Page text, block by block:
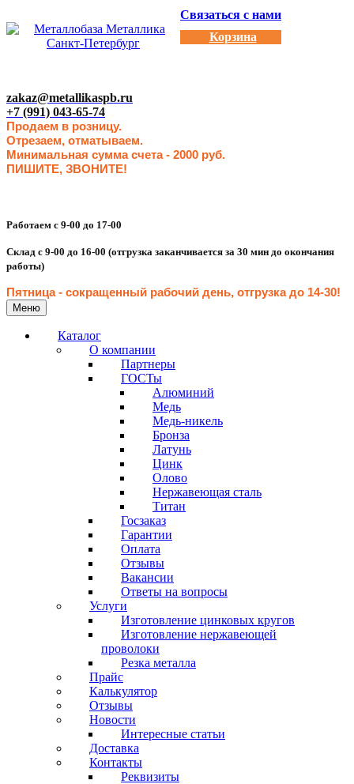
Связаться с нами
Корзина
zakaz@metallikaspb.ru
+7 (991) 043-65-74
Продаем в розницу.
Отрезаем, отматываем.
Минимальная сумма счета - 2000 руб.
ПИШИТЕ, ЗВОНИТЕ!
Работаем с 9-00 до 17-00
Склад с 9-00 до 16-00 (отгрузка заканчивается за 30 мин до окончания
работы)
Пятница - сокращенный рабочий день, отгрузка до 14-30!
Меню
Каталог
О компании
Партнеры
ГОСТы
Алюминий
Медь
Медь-никель
Бронза
Латунь
Цинк
Олово
Нержавеющая сталь
Титан
Госзаказ
Гарантии
Оплата
Отзывы
Вакансии
Ответы на вопросы
Услуги
Изготовление цинковых кругов
Изготовление нержавеющей
проволоки
Резка металла
Прайс
Калькулятор
Отзывы
Новости
Интересные статьи
Доставка
Контакты
Реквизиты